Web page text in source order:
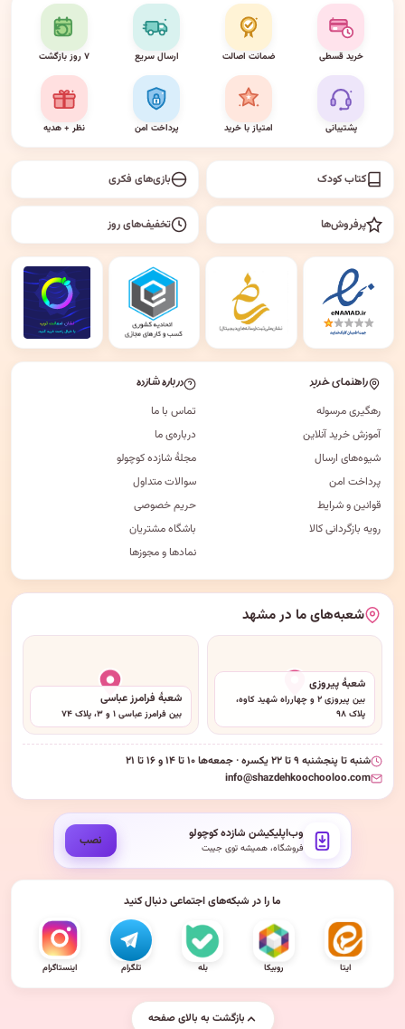
خرید قسطی ضمانت اصالت ارسال سریع ۷ روز بازگشت
پشتیبانی امتیاز با خرید پرداخت امن نظر + هدیه
کتاب کودک بازی‌های فکری
پرفروش‌ها تخفیف‌های روز
راهنمای خرید
رهگیری مرسوله
آموزش خرید آنلاین
شیوه‌های ارسال
پرداخت امن
قوانین و شرایط
رویه بازگردانی کالا
درباره شازده
تماس با ما
درباره‌ی ما
مجلهٔ شازده کوچولو
سوالات متداول
حریم خصوصی
باشگاه مشتریان
نمادها و مجوزها
شعبه‌های ما در مشهد
شعبهٔ پیروزی
بین پیروزی ۲ و چهارراه شهید کاوه،
پلاک ۹۸
شعبهٔ فرامرز عباسی
بین فرامرز عباسی ۱ و ۳، پلاک ۷۴
شنبه تا پنجشنبه ۹ تا ۲۲ یکسره · جمعه‌ها ۱۰ تا ۱۴ و ۱۶ تا ۲۱
info@shazdehkoochooloo.com
وب‌اپلیکیشن شازده کوچولو
فروشگاه، همیشه توی جیبت نصب
ما را در شبکه‌های اجتماعی دنبال کنید
ایتا روبیکا بله تلگرام اینستاگرام
بازگشت به بالای صفحه